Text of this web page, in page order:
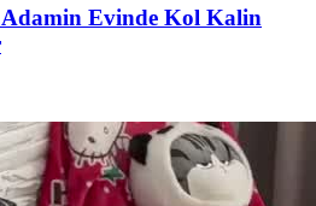
Evinde Kol Kalin